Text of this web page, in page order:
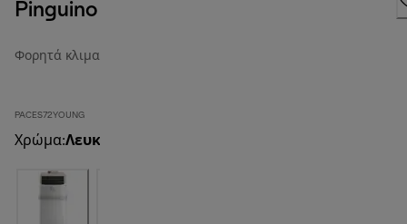
Pinguino Compact
Φορητά κλιματιστικά
PACES72YOUNG
Χρώμα:Λευκό